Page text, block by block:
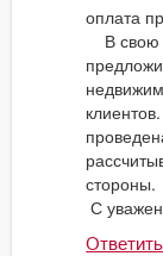
оплата
В свою
стороны.
С
Ответить